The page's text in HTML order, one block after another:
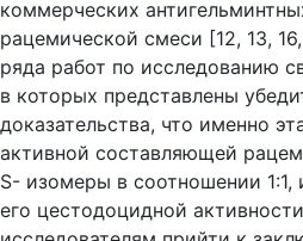
коммерческих
рацемической смеси [12, 13,
ряда работ по исследованию
в которых представлены
доказательства, что именно
активной составляющей
S- изомеры в соотношении 1:1,
его цестодоцидной